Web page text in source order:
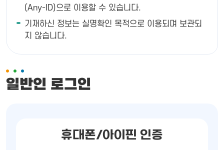
(Any-ID)으로 이용할 수 있습니다.
기재하신 정보는 실명확인 목적으로 이용되며 보관되
지 않습니다.
일반인 로그인
휴대폰/아이핀 인증